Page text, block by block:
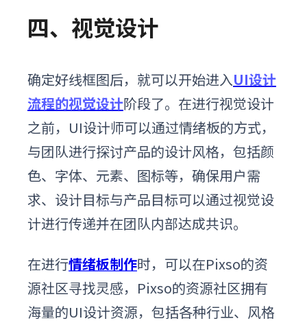
四、视觉设计
确定好线框图后，就可以开始进入UI设计
流程的视觉设计阶段了。在进行视觉设计
之前，UI设计师可以通过情绪板的方式，
与团队进行探讨产品的设计风格，包括颜
色、字体、元素、图标等，确保用户需
求、设计目标与产品目标可以通过视觉设
计进行传递并在团队内部达成共识。
在进行情绪板制作时，可以在Pixso的资
源社区寻找灵感，Pixso的资源社区拥有
海量的UI设计资源，包括各种行业、风格